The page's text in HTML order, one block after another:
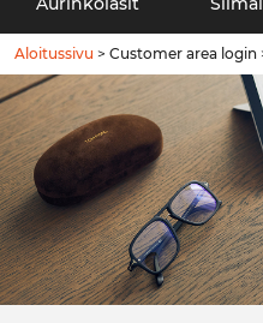
Aloitussivu > Customer area login